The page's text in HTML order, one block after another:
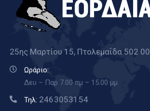
25ης Μαρτίου 15, Πτολεμαΐδα 502 00
Ωράριο:
Δευ – Παρ 7.00 πμ – 15.00 μμ
Τηλ: 2463053154